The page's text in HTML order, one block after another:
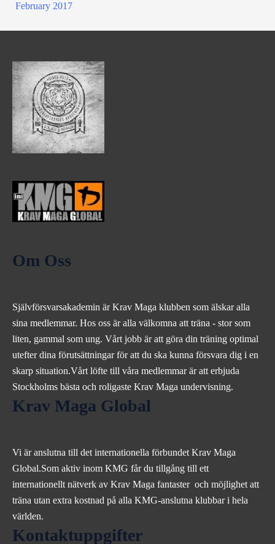
February 2017
Om Oss
Självförsvarsakademin är Krav Maga klubben som älskar alla
sina medlemmar. Hos oss är alla välkomna att träna - stor som
liten, gammal som ung. Vårt jobb är att göra din träning optimal
utefter dina förutsättningar för att du ska kunna försvara dig i en
skarp situation.Vårt löfte till våra medlemmar är att erbjuda
Stockholms bästa och roligaste Krav Maga undervisning.
Krav Maga Global
Vi är anslutna till det internationella förbundet Krav Maga
Global.Som aktiv inom KMG får du tillgång till ett
internationellt nätverk av Krav Maga fantaster och möjlighet att
träna utan extra kostnad på alla KMG-anslutna klubbar i hela
världen.
Kontaktuppgifter